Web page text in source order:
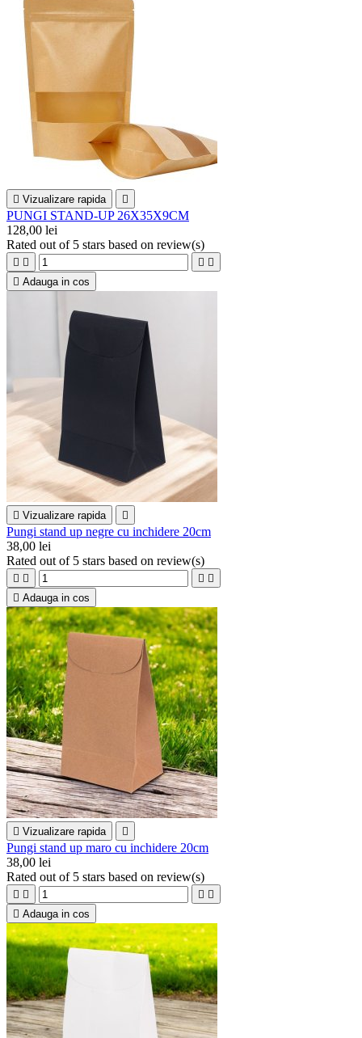
 Vizualizare rapida 
PUNGI STAND-UP 26X35X9CM
128,00 lei
Rated out of 5 stars based on review(s)
   
 Adauga in cos
 Vizualizare rapida 
Pungi stand up negre cu inchidere 20cm
38,00 lei
Rated out of 5 stars based on review(s)
   
 Adauga in cos
 Vizualizare rapida 
Pungi stand up maro cu inchidere 20cm
38,00 lei
Rated out of 5 stars based on review(s)
   
 Adauga in cos